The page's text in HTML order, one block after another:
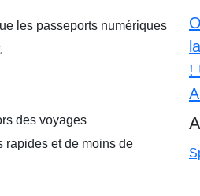
les passeports numériques
des voyages
rapides et de moins de
!